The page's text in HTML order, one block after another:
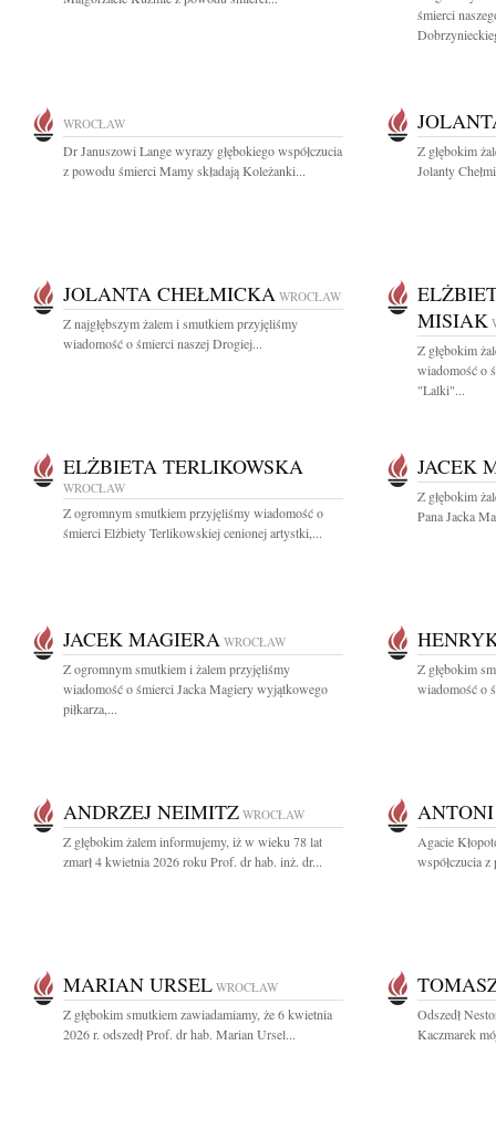
śmierci
WROCŁAW
Dr Januszowi Lange wyrazy głębokiego współczucia
z powodu śmierci Mamy składają Koleżanki...
Z głębokim
Jolanty
JOLANTA CHEŁMICKA WROCŁAW
Z najgłębszym żalem i smutkiem przyjęliśmy
wiadomość o śmierci naszej Drogiej...
MISIAK
Z głębokim
wiadomość o
"Lalki"...
ELŻBIETA TERLIKOWSKA
WROCŁAW
Z ogromnym smutkiem przyjęliśmy wiadomość o
śmierci Elżbiety Terlikowskiej cenionej artystki,...
JACEK
Z głębokim
Pana Jacka
JACEK MAGIERA WROCŁAW
Z ogromnym smutkiem i żalem przyjęliśmy
wiadomość o śmierci Jacka Magiery wyjątkowego
piłkarza,...
Z głębokim
wiadomość o
ANDRZEJ NEIMITZ WROCŁAW
Z głębokim żalem informujemy, iż w wieku 78 lat
zmarł 4 kwietnia 2026 roku Prof. dr hab. inż. dr...
Agacie
współczucia
MARIAN URSEL WROCŁAW
Z głębokim smutkiem zawiadamiamy, że 6 kwietnia
2026 r. odszedł Prof. dr hab. Marian Ursel...
Odszedł
Kaczmarek